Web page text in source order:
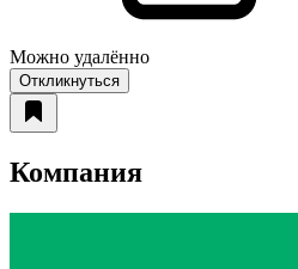
Можно удалённо
Откликнуться
Компания